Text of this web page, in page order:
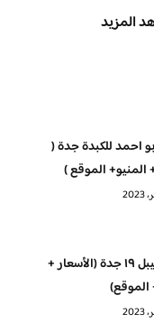
المزيد
احمد للكبدة جدة (
المنيو+ الموقع )
مطعم تيبل ١٩ جدة (الأسعار +
الموقع)